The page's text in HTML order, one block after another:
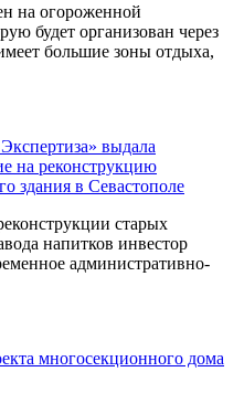
на огороженной
будет организован через
большие зоны отдыха,
выдала
на реконструкцию
здания в Севастополе
старых
напитков инвестор
административно-
многосекционного дома